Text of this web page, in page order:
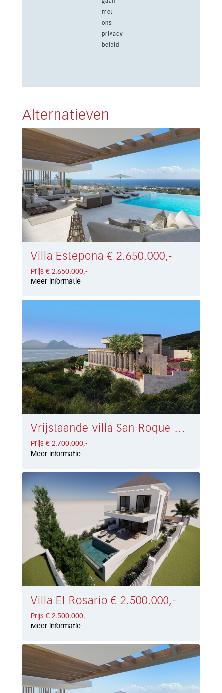
met
ons
privacy
beleid
Alternatieven
Villa Estepona € 2.650.000,-
Prijs € 2.650.000,-
Meer informatie
Vrijstaande villa San Roque € 2.700.000,-
Prijs € 2.700.000,-
Meer informatie
Villa El Rosario € 2.500.000,-
Prijs € 2.500.000,-
Meer informatie